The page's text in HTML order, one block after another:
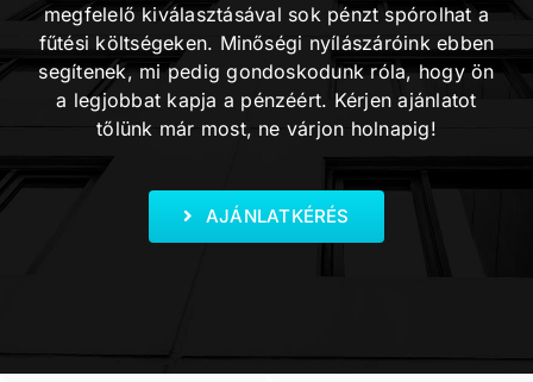
megfelelő kiválasztásával sok pénzt spórolhat a
fűtési költségeken. Minőségi nyílászáróink ebben
segítenek, mi pedig gondoskodunk róla, hogy ön
a legjobbat kapja a pénzéért. Kérjen ajánlatot
tőlünk már most, ne várjon holnapig!
AJÁNLATKÉRÉS